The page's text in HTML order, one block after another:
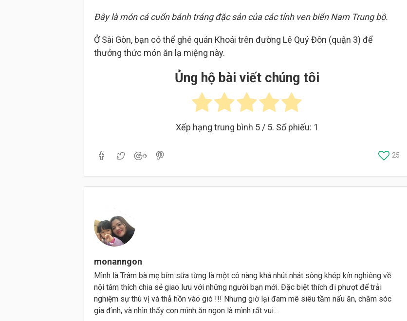
Đây là món cá cuốn bánh tráng đặc sản của các tỉnh ven biển Nam Trung bộ.
Ở Sài Gòn, bạn có thể ghé quán Khoái trên đường Lê Quý Đôn (quận 3) để
thưởng thức món ăn lạ miệng này.
Ủng hộ bài viết chúng tôi
Xếp hạng trung bình 5 / 5. Số phiếu: 1
25
monanngon
Mình là Trâm bà mẹ bỉm sữa từng là một cô nàng khá nhút nhát sông khép kín nghiêng về
nội tâm thích chia sẻ giao lưu với những người bạn mới. Đặc biệt thích đi phượt để trải
nghiệm sự thú vị và thả hồn vào gió !!! Nhưng giờ lại đam mê siêu tầm nấu ăn, chăm sóc
gia đình, và nhìn thấy con mình ăn ngon là mình rất vui...